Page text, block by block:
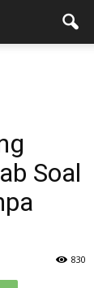
Soal
830